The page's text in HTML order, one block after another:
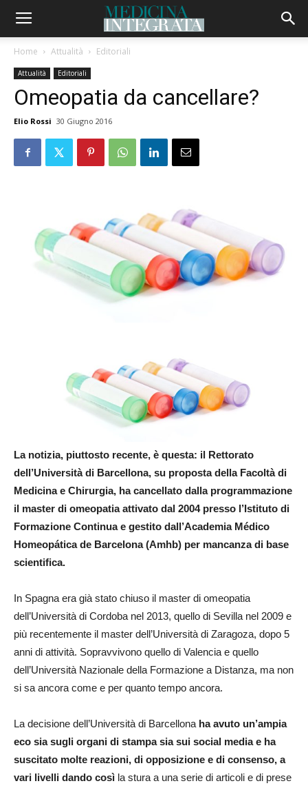
Home Attualità Editoriali
Attualità Editoriali
Omeopatia da cancellare?
Elio Rossi 30 Giugno 2016
La notizia, piuttosto recente, è questa: il Rettorato
dell’Università di Barcellona, su proposta della Facoltà di
Medicina e Chirurgia, ha cancellato dalla programmazione
il master di omeopatia attivato dal 2004 presso l’Istituto di
Formazione Continua e gestito dall’Academia Médico
Homeopática de Barcelona (Amhb) per mancanza di base
scientifica.
In Spagna era già stato chiuso il master di omeopatia
dell’Università di Cordoba nel 2013, quello di Sevilla nel 2009 e
più recentemente il master dell’Università di Zaragoza, dopo 5
anni di attività. Sopravvivono quello di Valencia e quello
dell’Università Nazionale della Formazione a Distanza, ma non
si sa ancora come e per quanto tempo ancora.
La decisione dell’Università di Barcellona ha avuto un’ampia
eco sia sugli organi di stampa sia sui social media e ha
suscitato molte reazioni, di opposizione e di consenso, a
vari livelli dando così la stura a una serie di articoli e di prese